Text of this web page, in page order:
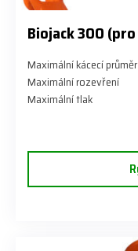
Biojack 300
Maximální kácecí průměr
Maximální rozevření
Maximální tlak